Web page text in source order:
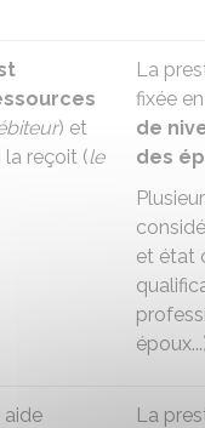
) et
la reçoit (le
La
fixée
de
des
et état
aide
La